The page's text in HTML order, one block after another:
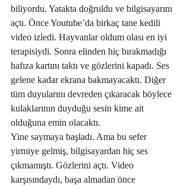
biliyordu. Yatakta doğruldu ve bilgisayarını
açtı. Önce Youtube’da birkaç tane kedili
video izledi. Hayvanlar oldum olası en iyi
terapisiydi. Sonra elinden hiç bırakmadığı
hafıza kartını taktı ve gözlerini kapadı. Ses
gelene kadar ekrana bakmayacaktı. Diğer
tüm duyularını devreden çıkaracak böylece
kulaklarının duyduğu sesin kime ait
olduğuna emin olacaktı.
Yine saymaya başladı. Ama bu sefer
yirmiye gelmiş, bilgisayardan hiç ses
çıkmamıştı. Gözlerini açtı. Video
karşısındaydı, başa almadan önce